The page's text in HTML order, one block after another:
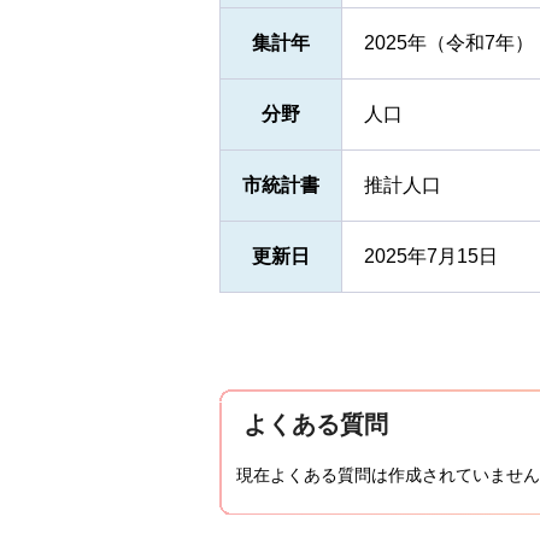
集計年 2025年（令和7年）
分野 人口
市統計書 推計人口
更新日 2025年7月15日
よくある質問
現在よくある質問は作成されていませ